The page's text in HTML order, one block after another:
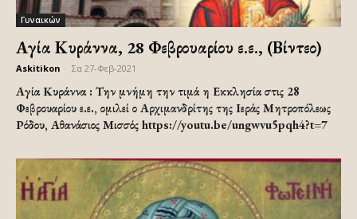
Γυναικών
Αγία Κυράννα, 28 Φεβρουαρίου ε.ε., (Βίντεο)
Askitikon Σα 27-Φεβ-2021
Αγία Κυράννα : Την μνήμη την τιμά η Εκκλησία στις 28
Φεβρουαρίου ε.ε., ομιλεί ο Αρχιμανδρίτης της Ιεράς Μητροπόλεως
Ρόδου, Αθανάσιος Μισσός https://youtu.be/ungwvu5pqh4?t=7